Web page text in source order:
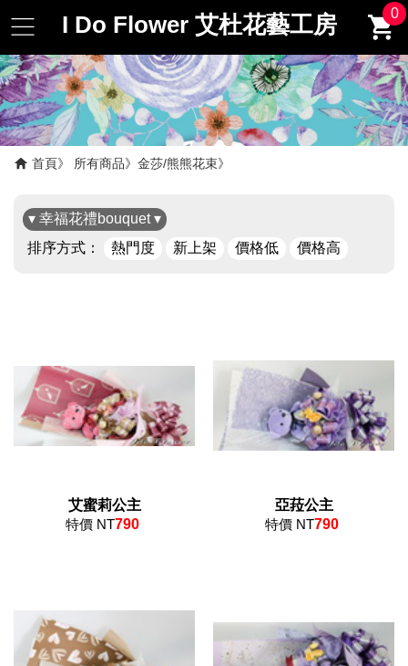
I Do Flower 艾杜花藝工房 0
首頁 所有商品 金莎/熊熊花束
▾ 幸福花禮bouquet ▾
排序方式：
熱門度 新上架 價格低 價格高
艾蜜莉公主
特價 NT790
亞菈公主
特價 NT790